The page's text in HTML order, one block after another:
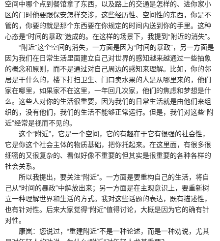
空间中哪个点到餐馆拿了东西，以及路上的交通是怎样的、进你家小
区的门时他要跟保安怎样交涉，这些经历性、空间性的东西，你是不
管的，你要的就是那个东西要在你规定的时间内送到你的手里。这种
心态是“时间的暴政”造成的。在这样的场景下，我提到“附近的消失”。
“附近”这个空间的消失，一方面是因为“时间的暴政”，另一方面是
因为我们在日常生活里面建立自己对世界的感知越来越通过一些抽象
的概念和原则，而不是通过对自己周边的感知来理解。比如，你的邻
居是干什么的，楼下打扫卫生、门口卖水果的人是从哪里来的，他们
家在哪里，如果家不在这里，一年回几次家，他们的焦虑和梦想是什
么。这些人对你的生活很重要，因为我们的日常生活就是由他们来组
织的，没有他们，我们的生活不能够正常运行。但是，我们对这些“附
近”经常是视而不见的。
这个“附近”，它是一个空间，它的有趣在于它有很强的社会性，
它是你这个社会主体的物质基础，把你托起来。在这里面，有很多很
细密的又很复杂的、看似好像不重要的但其实是很重要的各种各样的
社会关系。
所以我提出，要关注“附近”。一方面是要重构自己的生活，将自
己从“时间的暴政”中解放出来；另一方面是在主观意识上，要重新树
立一种理解世界和生活的方式。我对这些话题的表达，既有描述性，
也有针对性。后来大家觉得“附近”值得讨论，大概是因为它的确有针
对性。
康岚：您说过，“重建附近”不是一种论述，而是一种劝说，尤其